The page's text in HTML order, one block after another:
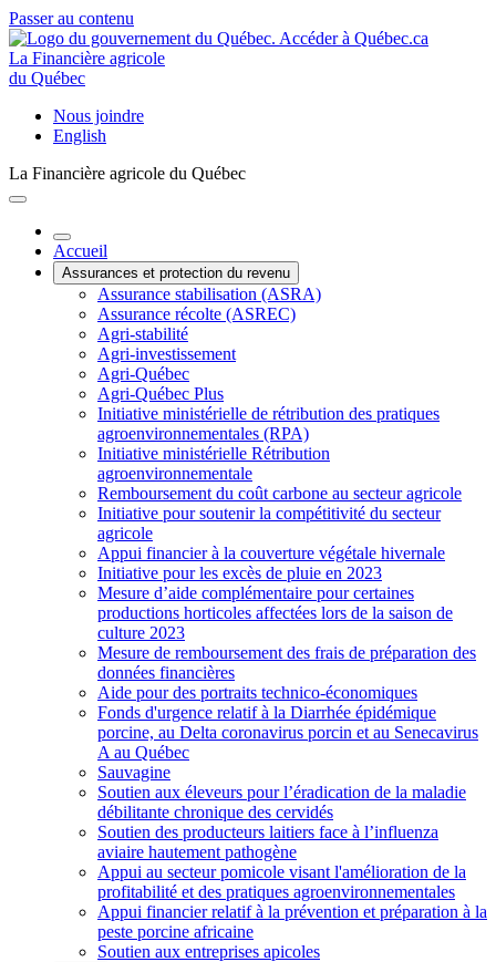
Passer au contenu
La Financière agricole
du Québec
Nous joindre
English
La Financière agricole du Québec
Accueil
Assurances et protection du revenu
Assurance stabilisation (ASRA)
Assurance récolte (ASREC)
Agri-stabilité
Agri-investissement
Agri-Québec
Agri-Québec Plus
Initiative ministérielle de rétribution des pratiques
agroenvironnementales (RPA)
Initiative ministérielle Rétribution
agroenvironnementale
Remboursement du coût carbone au secteur agricole
Initiative pour soutenir la compétitivité du secteur
agricole
Appui financier à la couverture végétale hivernale
Initiative pour les excès de pluie en 2023
Mesure d’aide complémentaire pour certaines
productions horticoles affectées lors de la saison de
culture 2023
Mesure de remboursement des frais de préparation des
données financières
Aide pour des portraits technico-économiques
Fonds d'urgence relatif à la Diarrhée épidémique
porcine, au Delta coronavirus porcin et au Senecavirus
A au Québec
Sauvagine
Soutien aux éleveurs pour l’éradication de la maladie
débilitante chronique des cervidés
Soutien des producteurs laitiers face à l’influenza
aviaire hautement pathogène
Appui au secteur pomicole visant l'amélioration de la
profitabilité et des pratiques agroenvironnementales
Appui financier relatif à la prévention et préparation à la
peste porcine africaine
Soutien aux entreprises apicoles